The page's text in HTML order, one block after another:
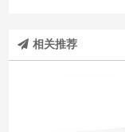
相关推荐